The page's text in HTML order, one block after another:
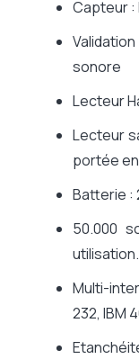
Capteur :
sonore
Lecteur
Lecteur
portée
Batterie :
50.000
utilisation.
Multi-
232, IBM